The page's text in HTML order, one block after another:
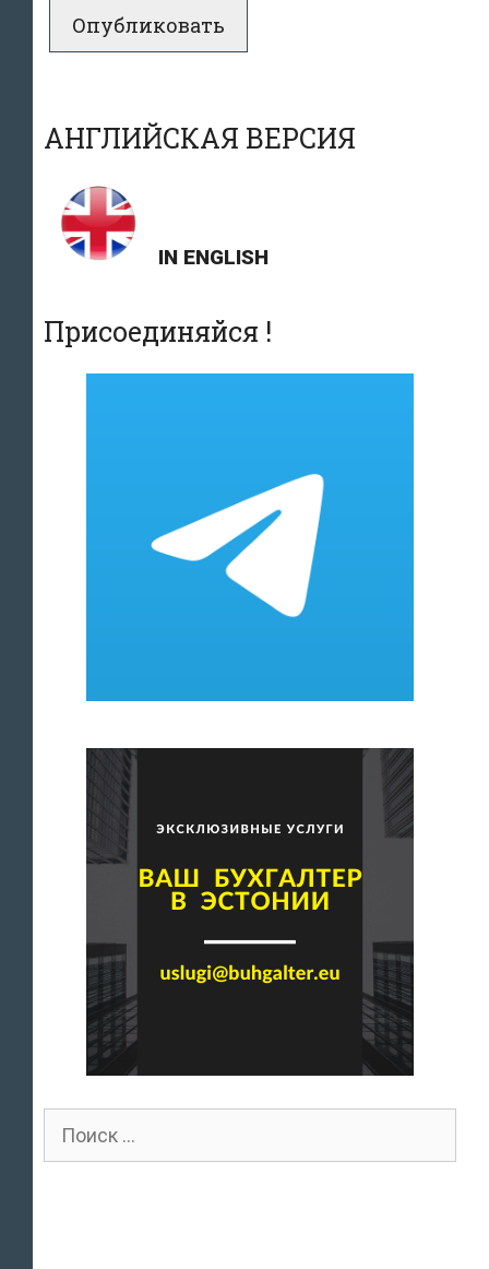
АНГЛИЙСКАЯ ВЕРСИЯ
IN ENGLISH
Присоединяйся !
Поиск
для: